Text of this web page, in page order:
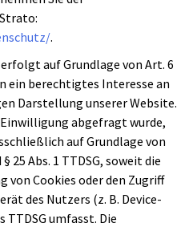
.
auf Grundlage von Art. 6
ein berechtigtes Interesse an
Darstellung unserer Website.
abgefragt wurde,
auf Grundlage von
25 Abs. 1 TTDSG, soweit die
von Cookies oder den Zugriff
des Nutzers (z. B. Device-
umfasst. Die